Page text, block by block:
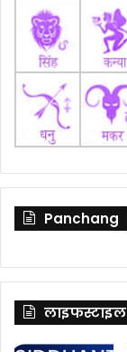
Panchang
लाइफस्टाइल